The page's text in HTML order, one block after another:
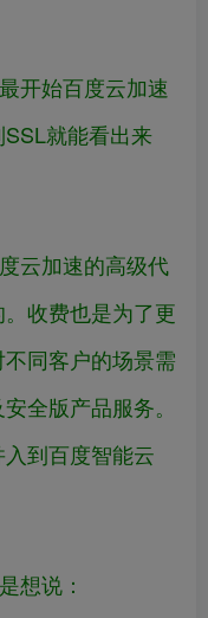
开始百度云加速
就能看出来
云加速的高级代
收费也是为了更
同客户的场景需
全版产品服务。
到百度智能云
想说：